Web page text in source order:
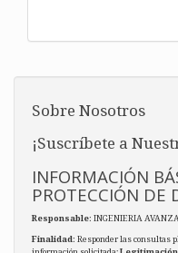
Sobre Nosotros
¡Suscríbete a
INFORMACIÓN
PROTECCIÓN DE
Responsable: INGENIERIA
Finalidad: Responder las consultas